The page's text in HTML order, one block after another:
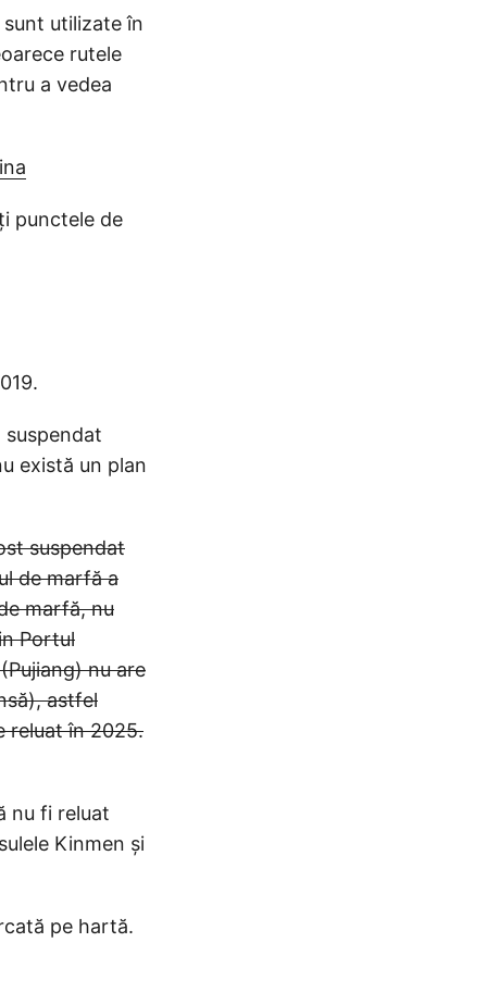
utilizate în
rutele
a vedea
punctele de
există un plan
suspendat
de marfă a
marfă, nu
Portul
nu are
astfel
reluat în 2025.
nu fi reluat
Kinmen și
pe hartă.